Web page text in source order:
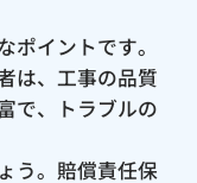
ポイントです。
は、工事の品質
で、トラブルの
う。賠償責任保